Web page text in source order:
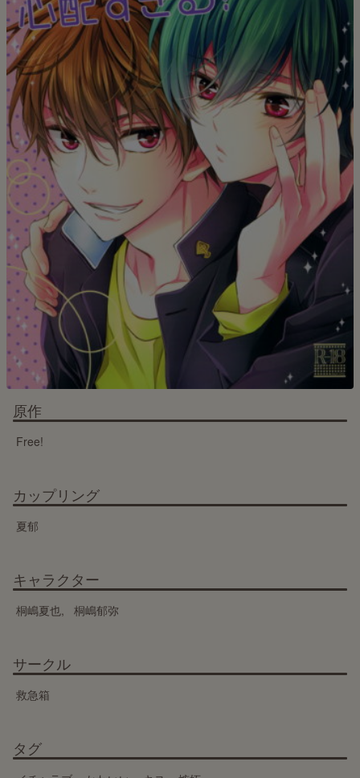
原作
Free!
カップリング
夏郁
キャラクター
桐嶋夏也 桐嶋郁弥
サークル
救急箱
タグ